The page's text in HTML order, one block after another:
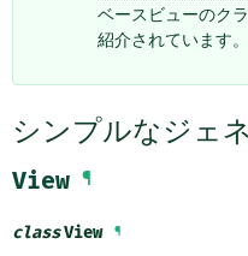
ベースビューのク
紹介されています。
シンプルなジェ
View ¶
classView ¶